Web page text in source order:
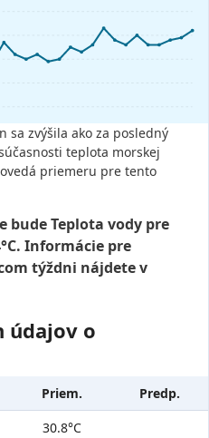
sa zvýšila ako za posledný
teplota morskej
priemeru pre tento
bude Teplota vody pre
Informácie pre
týždni nájdete v
údajov o
Priem.
Predp.
30.8°C